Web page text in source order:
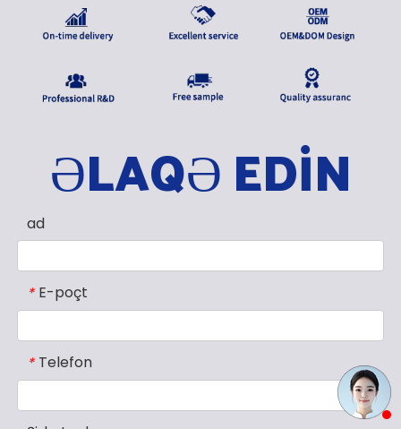
ƏLAQƏ EDİN
ad
* E-poçt
* Telefon